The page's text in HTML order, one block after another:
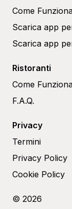
Come
Scarica app
Scarica app
Ristoranti
Come
F.A.Q.
Privacy
Termini
Privacy Policy
Cookie Policy
© 2026